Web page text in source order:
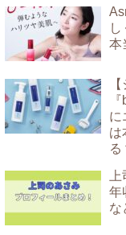
本
に
は
る
年
な